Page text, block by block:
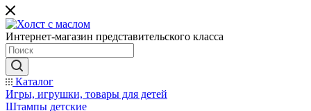
Интернет-магазин представительского класса
Каталог
Игры, игрушки, товары для детей
Штампы детские